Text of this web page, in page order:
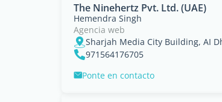
The Ninehertz Pvt. Ltd. (UAE)
Hemendra Singh
Agencia web
Sharjah Media City Building, AI
971564176705
Ponte en contacto